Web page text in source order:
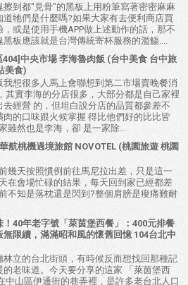
擦到都"見骨"的黑板上用粉筆寫著密密麻麻
道牠們是什麼嗎?如果大家有去便利商店買
或是使用手機APP做上述動作的話，那不
板應該就是台灣傳統寄杯服務的濫觴....
中央市場 李海魯肉飯 (台中美食 台中旅
美食)
我想很多人馬上會聯想到第二市場賣晚餐消
其實李海的分店很多，大部分都是自己家裡
去經營 的，但坦白說分店的品質都參差不
肉的口味跟火候掌握 得比他們好的比比皆
雖然也是李海，卻 是一家除...
航桃機過境旅館 NOVOTEL (桃園旅遊 桃園
幾天按照慣例前往馬尼拉出差，只是這一
在會場忙碌的結果，每天回到家已經都差
不知是落枕還是閃到?整個肩膀是痠痛難耐
！40年老字號「萊茵堡西餐」：400元排餐
無限續，滿滿昭和風的懷舊回憶 104台北中
林立的台北街頭，有時候反而想找回那種記
的老味道。今天要分享的這家 「萊茵堡西
中山區伊通街的巷弄裡，是許多老台北人口